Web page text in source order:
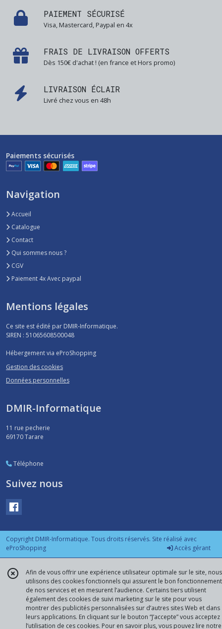
PAIEMENT SÉCURISÉ
Visa, Mastercard, Paypal en 4x
FRAIS DE LIVRAISON OFFERTS
Dès 150€ d'achat ! (en france et Hors promo)
LIVRAISON ÉCLAIR
Livré chez vous en 48h
Paiements sécurisés
Navigation
Accueil
Catalogue
Contact
Qui sommes nous ?
CGV
Paiement 4x Avec paypal
Mentions légales
Ce site est édité par DMIR-Informatique.
SIREN : 51065608500048
Hébergement via eProShopping
Gestion des cookies
Données personnelles
DMIR-Informatique
11 rue pecherie
69170Tarare
Téléphone
Suivez nous
Copyright DMIR-Informatique. Tous droits réservés. Site réalisé avec
eProShopping
Accès gérant
Afin de vous offrir une expérience utilisateur optimale sur le site, nous
utilisons des cookies fonctionnels qui assurent le bon fonctionnement
de nos services et en mesurent l’audience. Certains tiers utilisent
également des cookies de suivi marketing sur le site pour vous
montrer des publicités personnalisées sur d’autres sites Web et dans
leurs applications. En cliquant sur le bouton “J’accepte” vous acceptez
l’utilisation de ces cookies. Pour en savoir plus, vous pouvez lire notre